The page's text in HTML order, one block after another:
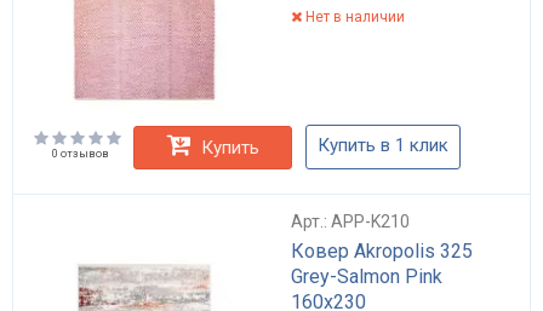
Нет в наличии
0 отзывов Купить Купить в 1 клик
Арт.: APP-K210
Ковер Akropolis 325
Grey-Salmon Pink
160х230